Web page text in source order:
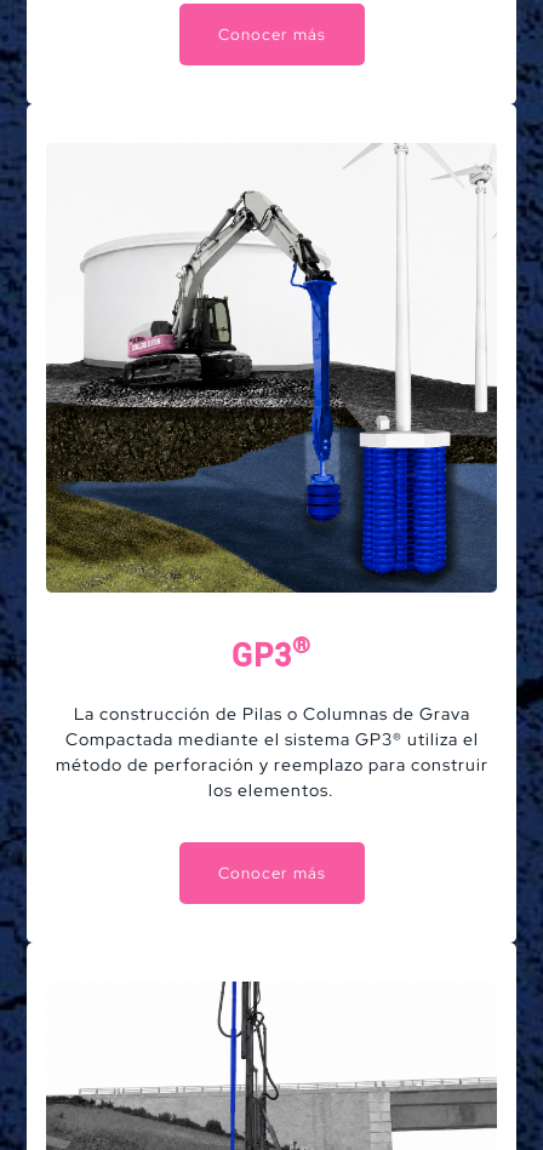
Conocer más
GP3®
La construcción de Pilas o Columnas de Grava
Compactada mediante el sistema GP3® utiliza el
método de perforación y reemplazo para construir
los elementos.
Conocer más